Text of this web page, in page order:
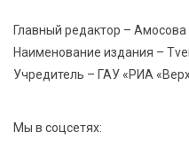
5 Авг 2026 14:02
В Введенской церкви
этап реставрации
Главный редактор –
Наименование издания –
Учредитель – ГАУ «РИА
Мы в соцсетях: